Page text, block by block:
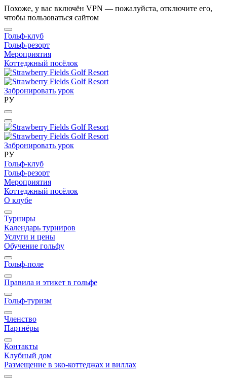
Похоже, у вас включён VPN — пожалуйста, отключите его,
чтобы пользоваться сайтом
Гольф-клуб
Гольф-резорт
Мероприятия
Коттеджный посёлок
Забронировать урок
РУ
Забронировать урок
РУ
Гольф-клуб
Гольф-резорт
Мероприятия
Коттеджный посёлок
О клубе
Турниры
Календарь турниров
Услуги и цены
Обучение гольфу
Гольф-поле
Правила и этикет в гольфе
Гольф-туризм
Членство
Партнёры
Контакты
Клубный дом
Размещение в эко-коттеджах и виллах